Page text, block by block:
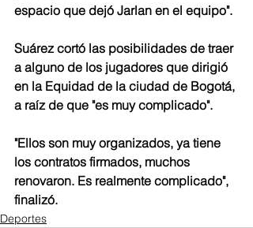
espacio que dejó Jarlan en el equipo".
Suárez cortó las posibilidades de traer
a alguno de los jugadores que dirigió
en la Equidad de la ciudad de Bogotá,
a raíz de que "es muy complicado".
"Ellos son muy organizados, ya tiene
los contratos firmados, muchos
renovaron. Es realmente complicado",
finalizó.
Deportes